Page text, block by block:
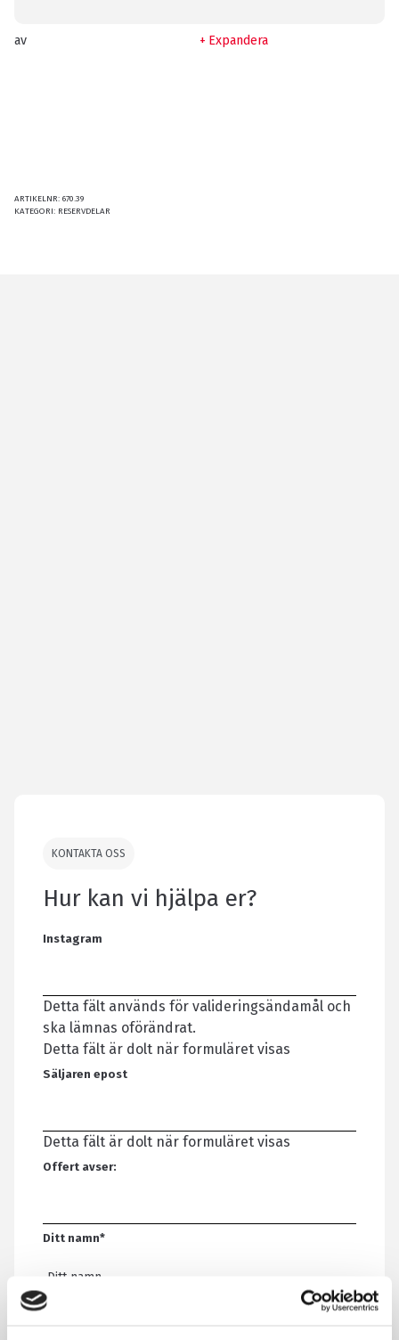
av Expandera
ARTIKELNR: 670.39
KATEGORI: RESERVDELAR
KONTAKTA OSS
Hur kan vi hjälpa er?
Instagram
Detta fält används för valideringsändamål och
ska lämnas oförändrat.
Detta fält är dolt när formuläret visas
Säljaren epost
Detta fält är dolt när formuläret visas
Offert avser:
Ditt namn*
E-post